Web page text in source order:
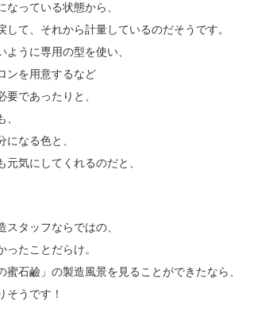
っている状態から、
て、それから計量しているのだそうです。
うに専用の型を使い、
ンを用意するなど
であったりと、
なる色と、
気にしてくれるのだと、
タッフならではの、
たことだらけ。
石鹼」の製造風景を見ることができたなら、
そうです！